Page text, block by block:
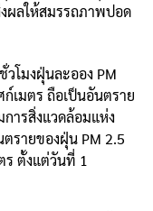
งผลให้สมรรถภาพปอด
วโมงฝุ่นละออง PM
เมตร ถือเป็นอันตราย
ารสิ่งแวดล้อมแห่ง
รายของฝุ่น PM 2.5
ร ตั้งแต่วันที่ 1